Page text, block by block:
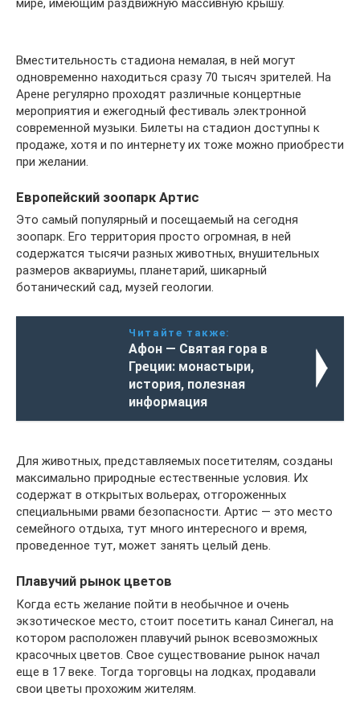
мире, имеющим раздвижную массивную крышу.
Вместительность стадиона немалая, в ней могут
одновременно находиться сразу 70 тысяч зрителей. На
Арене регулярно проходят различные концертные
мероприятия и ежегодный фестиваль электронной
современной музыки. Билеты на стадион доступны к
продаже, хотя и по интернету их тоже можно приобрести
при желании.
Европейский зоопарк Артис
Это самый популярный и посещаемый на сегодня
зоопарк. Его территория просто огромная, в ней
содержатся тысячи разных животных, внушительных
размеров аквариумы, планетарий, шикарный
ботанический сад, музей геологии.
Читайте также:
Афон — Святая гора в
Греции: монастыри,
история, полезная
информация
Для животных, представляемых посетителям, созданы
максимально природные естественные условия. Их
содержат в открытых вольерах, отгороженных
специальными рвами безопасности. Артис — это место
семейного отдыха, тут много интересного и время,
проведенное тут, может занять целый день.
Плавучий рынок цветов
Когда есть желание пойти в необычное и очень
экзотическое место, стоит посетить канал Синегал, на
котором расположен плавучий рынок всевозможных
красочных цветов. Свое существование рынок начал
еще в 17 веке. Тогда торговцы на лодках, продавали
свои цветы прохожим жителям.